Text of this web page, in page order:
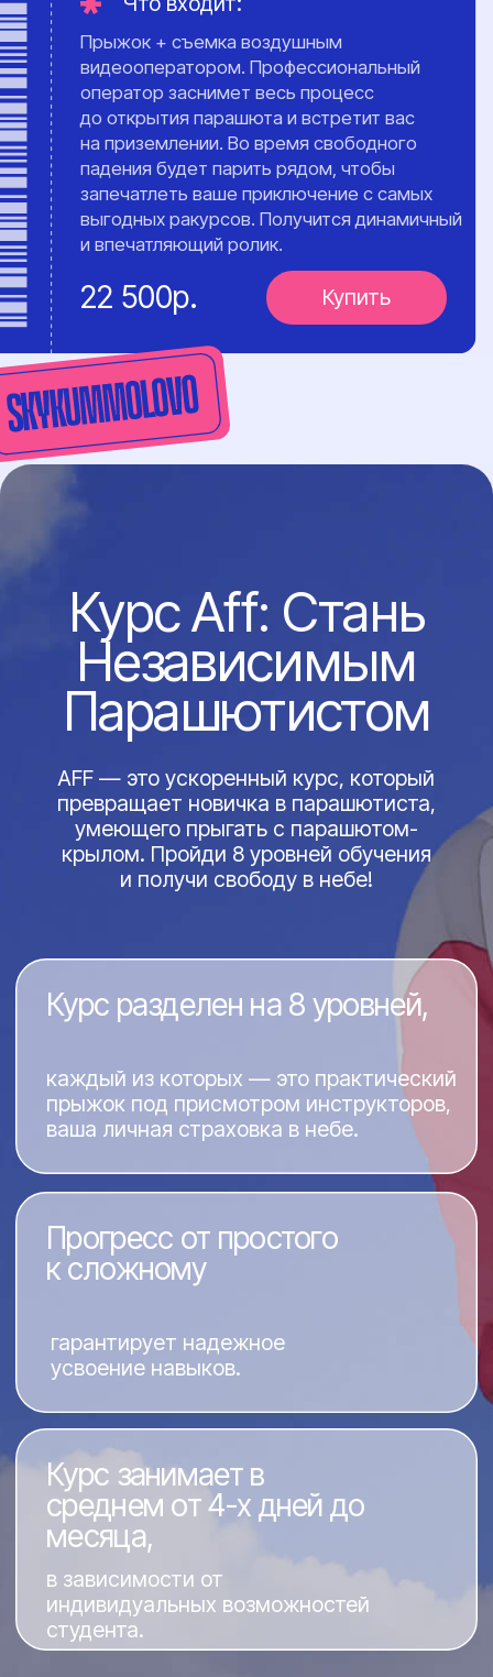
Полёт и прыжок
Вы поднимаетесь на высоту до
4000 метров и совершаете свой
незабываемый прыжок в
тандеме с инструктором.
Вы — один из
Теперь вы по-настоящему знаете,
как выглядят облака снизу. Смело
рассказывайте всем, что видели
землю с высоты птичьего полёта!
04
Вы приезжаете на аэродром,
заполняете необходимые
документы и знакомитесь с
инструктором.
Инструктаж
и экипировка
Инструктор проводит инструктаж,
выдает всю необходимую
экипировку и отвечает на
вопросы.
03
места проведения
прыжка
Трансфер:
В Яндекс навигатор вводите:
аэродром Куммолово.
Из города Санкт-Петербурга вы можете
запросить трансфер до аэроклуба,
сообщив об этом при записи.
Связаться